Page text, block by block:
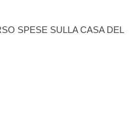
SPESE SULLA CASA DEL